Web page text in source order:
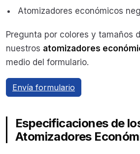
Atomizadores económicos
Pregunta por colores y tamaños
nuestros atomizadores
medio del formulario.
Envía formulario
Especificaciones de
Atomizadores